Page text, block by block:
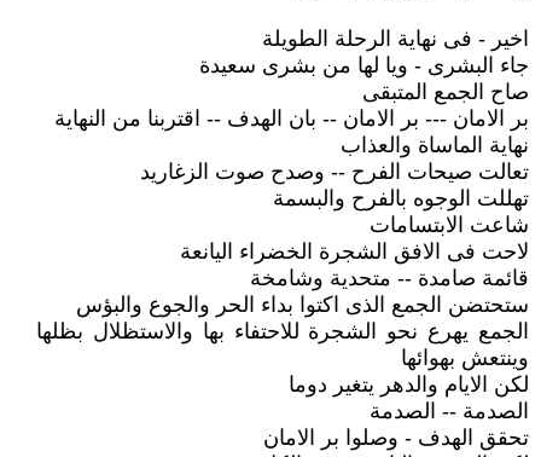
اخير - فى نهاية الرحلة الطويلة
جاء البشرى - ويا لها من بشرى سعيدة
صاح الجمع المتبقى
بر الامان --- بر الامان -- بان الهدف -- اقتربنا من النهاية
نهاية الماساة والعذاب
تعالت صيحات الفرح -- وصدح صوت الزغاريد
تهللت الوجوه بالفرح والبسمة
شاعت الابتسامات
لاحت فى الافق الشجرة الخضراء اليانعة
قائمة صامدة -- متحدية وشامخة
ستحتضن الجمع الذى اكتوا بداء الحر والجوع والبؤس
الجمع يهرع نحو الشجرة للاحتفاء بها والاستظلال بظلها
وينتعش بهوائها
لكن الايام والدهر يتغير دوما
الصدمة -- الصدمة
تحقق الهدف - وصلوا بر الامان